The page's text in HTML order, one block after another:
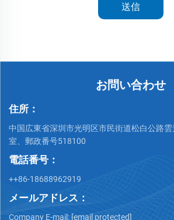
送信
お問い合わせ
住所：
中国広東省深圳市光明区市民街道松白公路
室、郵政番号518100
電話番号：
++86-18688962919
メールアドレス：
Company E-mail: [email protected]